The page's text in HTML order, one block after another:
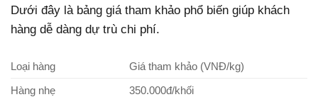
Dưới đây là bảng giá tham khảo phổ biến giúp khách
hàng dễ dàng dự trù chi phí.
Loại hàng
Giá tham khảo (VNĐ/kg)
Hàng nhẹ
350.000đ/khối